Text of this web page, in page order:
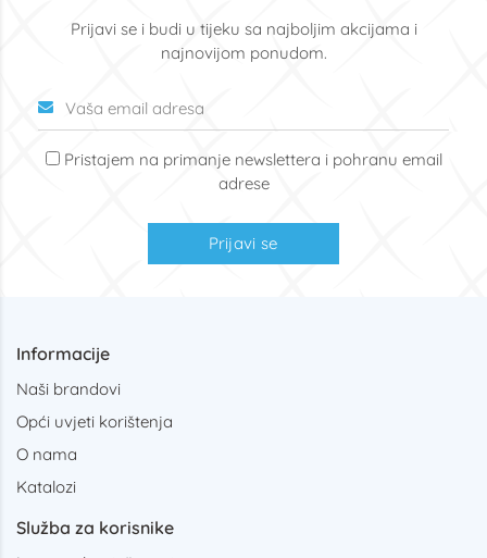
Prijavi se i budi u tijeku sa najboljim akcijama i
najnovijom ponudom.
Pristajem na primanje newslettera i pohranu email
adrese
Prijavi se
Informacije
Naši brandovi
Opći uvjeti korištenja
O nama
Katalozi
Služba za korisnike